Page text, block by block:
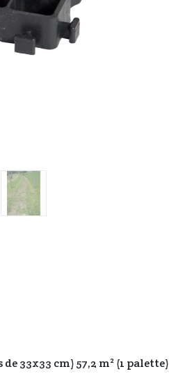
33x33 cm) 57,2 m² (1 palette)